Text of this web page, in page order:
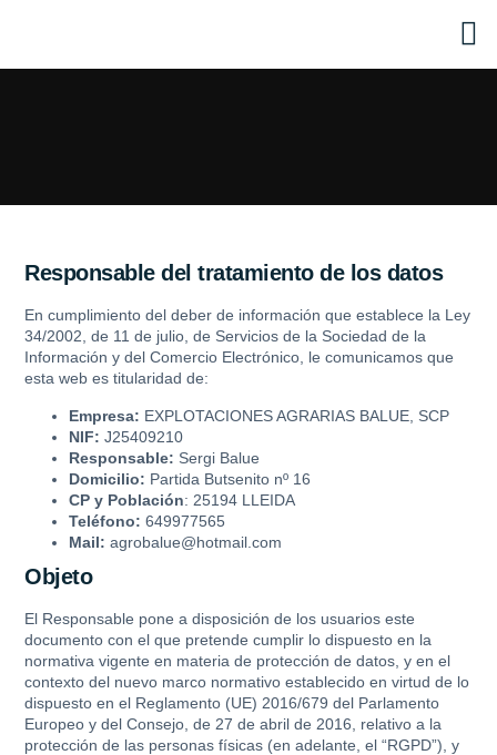
Responsable del tratamiento de los datos
En cumplimiento del deber de información que establece la Ley
34/2002, de 11 de julio, de Servicios de la Sociedad de la
Información y del Comercio Electrónico, le comunicamos que
esta web es titularidad de:
Empresa: EXPLOTACIONES AGRARIAS BALUE, SCP
NIF:J25409210
Responsable: Sergi Balue
Domicilio: Partida Butsenito nº 16
CP y Población: 25194 LLEIDA
Teléfono:649977565
Mail:agrobalue@hotmail.com
Objeto
El Responsable pone a disposición de los usuarios este
documento con el que pretende cumplir lo dispuesto en la
normativa vigente en materia de protección de datos, y en el
contexto del nuevo marco normativo establecido en virtud de lo
dispuesto en el Reglamento (UE) 2016/679 del Parlamento
Europeo y del Consejo, de 27 de abril de 2016, relativo a la
protección de las personas físicas (en adelante, el “RGPD”), y